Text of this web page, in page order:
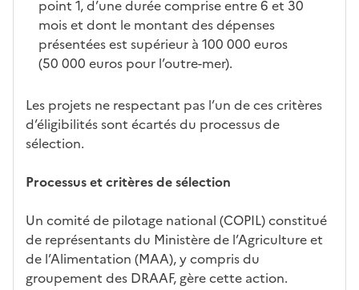
point 1, d’une durée comprise entre 6 et 30
mois et dont le montant des dépenses
présentées est supérieur à 100 000 euros
(50 000 euros pour l’outre-mer).
Les projets ne respectant pas l’un de ces critères
d’éligibilités sont écartés du processus de
sélection.
Processus et critères de sélection
Un comité de pilotage national (COPIL) constitué
de représentants du Ministère de l’Agriculture et
de l’Alimentation (MAA), y compris du
groupement des DRAAF, gère cette action.